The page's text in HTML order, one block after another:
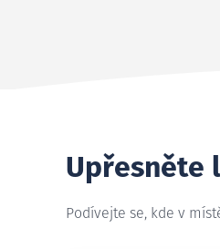
Upřesněte
Podívejte se, kde v